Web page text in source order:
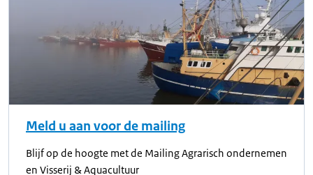
Meld u aan voor de mailing
Blijf op de hoogte met de Mailing Agrarisch ondernemen
en Visserij & Aquacultuur